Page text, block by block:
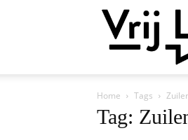
Vrij
Links
Home Tags
Tag: